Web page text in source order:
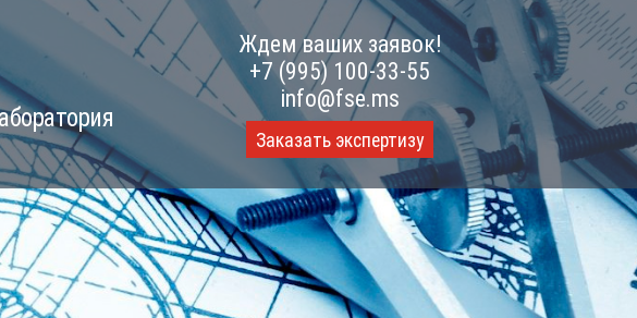
Ждем ваших заявок!
+7 (995) 100-33-55
info@fse.ms
Заказать экспертизу